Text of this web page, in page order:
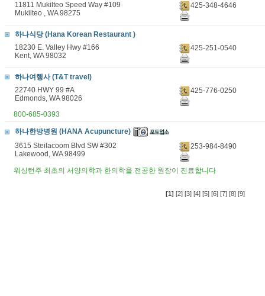
11811 Mukilteo Speed Way #109
Mukilteo , WA 98275
425-348-4646
하나식당 (Hana Korean Restaurant )
18230 E. Valley Hwy #166
Kent, WA 98032
425-251-0540
하나여행사 (T&T travel)
22740 HWY 99 #A
Edmonds, WA 98026
425-776-0250
800-685-0393
하나한방병원 (HANA Acupuncture)
3615 Steilacoom Blvd SW #302
Lakewood, WA 98499
253-984-8490
워싱턴주 최초의 서양의학과 한의학을 전공한 원장이 진료합니다
[1] [2] [3] [4] [5] [6] [7] [8] [9]